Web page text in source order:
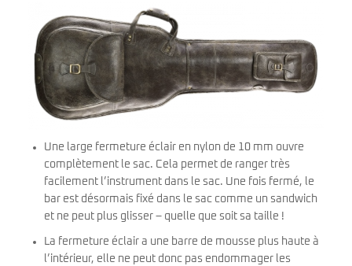
Une large fermeture éclair en nylon de 10 mm ouvre
complètement le sac. Cela permet de ranger très
facilement l’instrument dans le sac. Une fois fermé, le
bar est désormais fixé dans le sac comme un sandwich
et ne peut plus glisser – quelle que soit sa taille !
La fermeture éclair a une barre de mousse plus haute à
l’intérieur, elle ne peut donc pas endommager les